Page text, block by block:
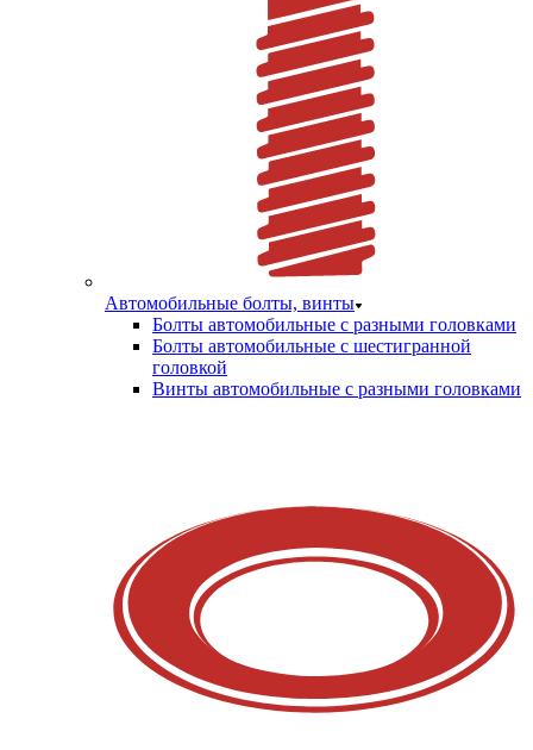
Автомобильные болты, винты
Болты автомобильные с разными головками
Болты автомобильные с шестигранной
головкой
Винты автомобильные с разными головками